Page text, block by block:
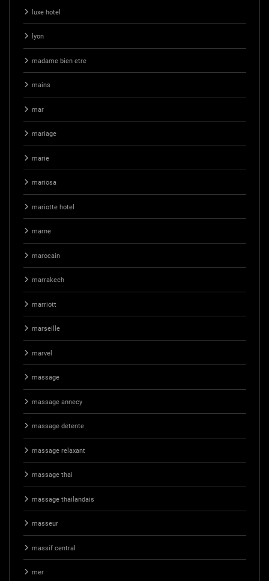
luxe hotel
lyon
madame bien etre
mains
mar
mariage
marie
mariosa
mariotte hotel
marne
marocain
marrakech
marriott
marseille
marvel
massage
massage annecy
massage detente
massage relaxant
massage thai
massage thailandais
masseur
massif central
mer